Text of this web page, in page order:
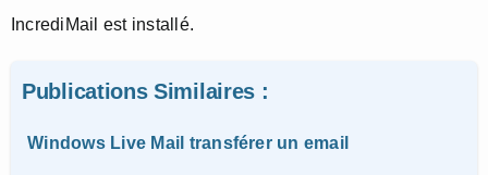
IncrediMail est installé.
Publications Similaires :
Windows Live Mail transférer un email